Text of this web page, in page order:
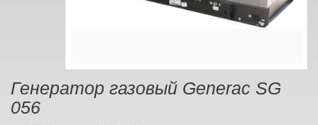
Генератор газовый Generac SG
056